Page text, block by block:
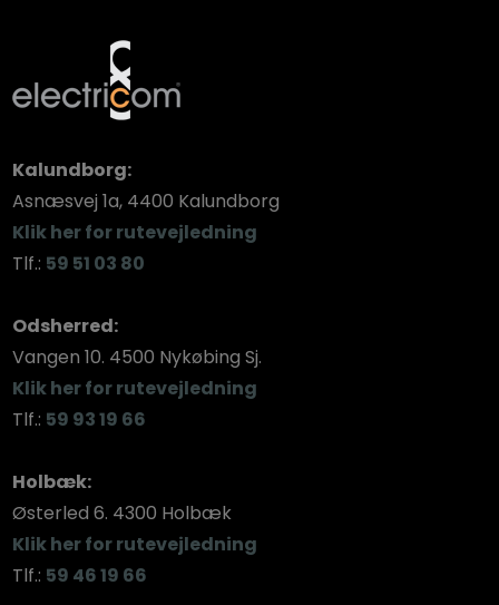
Kalundborg:​
​Asnæsvej 1a, 4400 Kalundborg
Klik her for rutevejledning
Tlf.: 59 51 03 80
Odsherred:
​Vangen 10. 4500 Nykøbing Sj.
​Klik her for rutevejledning
Tlf.: 59 93 19 66
Holbæk:
​Østerled 6. 4300 Holbæk
Klik her for rutevejledning
Tlf.: 59 46 19 66